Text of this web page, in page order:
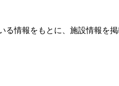
る情報をもとに、施設情報